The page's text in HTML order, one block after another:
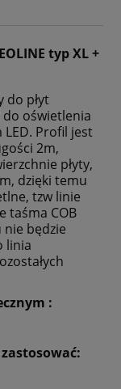
typ XL +
do płyt
oświetlenia
Profil jest
2m,
płyty,
dzięki temu
tzw linie
taśma COB
będzie
linia
: